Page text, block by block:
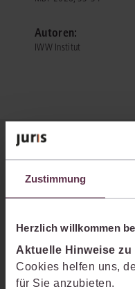
Zustimmung
Herzlich willkommen
Aktuelle Hinweise
Cookies helfen uns,
für Sie anzubieten.
Autoren:
IWW Institut
Sie kennen
Erhalten Sie einen
Arbeitsprozesse einfacher